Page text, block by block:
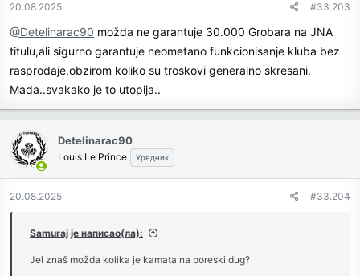
20.08.2025 #33.203
@Detelinarac90 možda ne garantuje 30.000 Grobara na JNA
titulu,ali sigurno garantuje neometano funkcionisanje kluba bez
rasprodaje,obzirom koliko su troskovi generalno skresani.
Mada..svakako je to utopija..
Detelinarac90
Louis Le Prince Уредник
20.08.2025 #33.204
Samuraj је написао(ла):
Jel znaš možda kolika je kamata na poreski dug?